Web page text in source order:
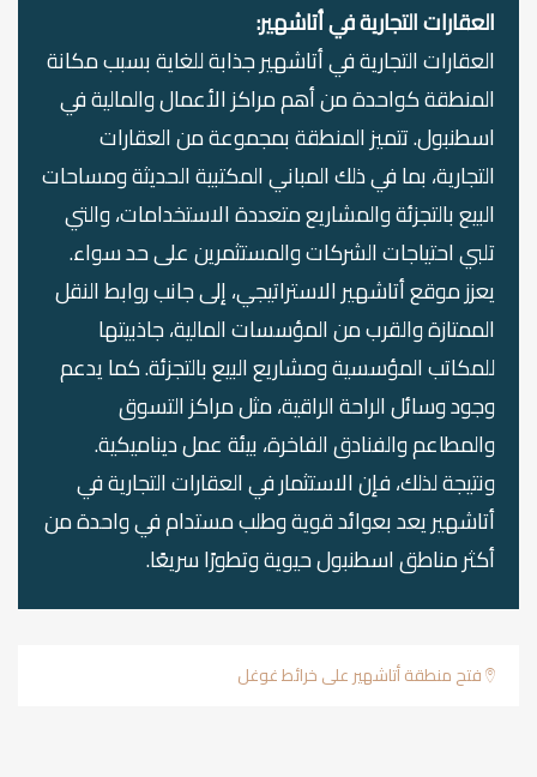
العقارات التجارية في أتاشهير:
العقارات التجارية في أتاشهير جذابة للغاية بسبب مكانة
المنطقة كواحدة من أهم مراكز الأعمال والمالية في
اسطنبول. تتميز المنطقة بمجموعة من العقارات
التجارية، بما في ذلك المباني المكتبية الحديثة ومساحات
البيع بالتجزئة والمشاريع متعددة الاستخدامات، والتي
تلبي احتياجات الشركات والمستثمرين على حد سواء.
يعزز موقع أتاشهير الاستراتيجي، إلى جانب روابط النقل
الممتازة والقرب من المؤسسات المالية، جاذبيتها
للمكاتب المؤسسية ومشاريع البيع بالتجزئة. كما يدعم
وجود وسائل الراحة الراقية، مثل مراكز التسوق
والمطاعم والفنادق الفاخرة، بيئة عمل ديناميكية.
ونتيجة لذلك، فإن الاستثمار في العقارات التجارية في
أتاشهير يعد بعوائد قوية وطلب مستدام في واحدة من
أكثر مناطق اسطنبول حيوية وتطورًا سريعًا.
فتح منطقة أتاشهير على خرائط غوغل